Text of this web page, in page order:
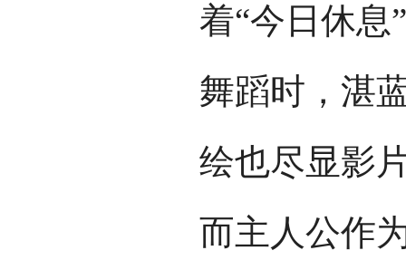
着“今日休息
舞蹈时，湛
绘也尽显影
而主人公作